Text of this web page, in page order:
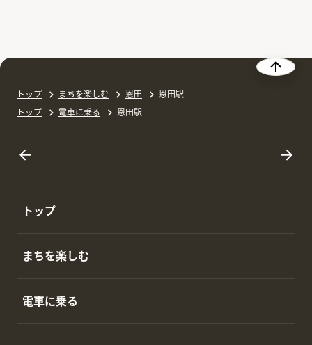
トップ まちを楽しむ 恩田
恩田駅
トップ
電車に乗る 恩田駅
トップ
まちを楽しむ
電車に乗る